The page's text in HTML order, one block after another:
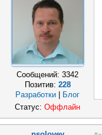
Сообщений: 3342
Позитив: 228
Разработки
Блог
Статус: Оффлайн